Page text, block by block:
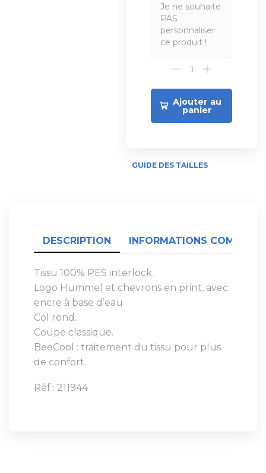
Je ne souhaite
PAS
personnaliser
ce produit !
Ajouter au
panier
GUIDE DES TAILLES
DESCRIPTION INFORMATIONS
Tissu 100% PES interlock.
Logo Hummel et chevrons en print, avec
encre à base d’eau.
Col rond.
Coupe classique.
BeeCool : traitement du tissu pour plus
de confort.
Réf : 211944